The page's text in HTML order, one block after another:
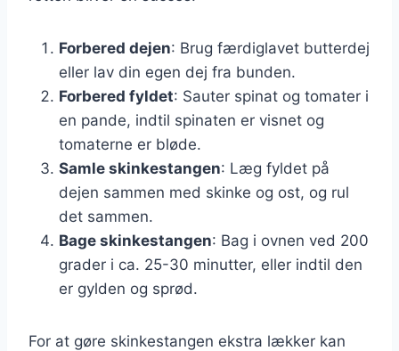
Forbered dejen: Brug færdiglavet butterdej
eller lav din egen dej fra bunden.
Forbered fyldet: Sauter spinat og tomater i
en pande, indtil spinaten er visnet og
tomaterne er bløde.
Samle skinkestangen: Læg fyldet på
dejen sammen med skinke og ost, og rul
det sammen.
Bage skinkestangen: Bag i ovnen ved 200
grader i ca. 25-30 minutter, eller indtil den
er gylden og sprød.
For at gøre skinkestangen ekstra lækker kan